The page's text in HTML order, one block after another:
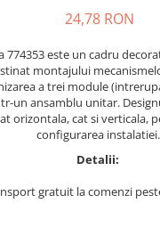
pentru spital
tip Highbay
24,78 RON
774353 este un cadru
montajului
a trei module
un ansamblu unitar.
orizontala, cat si verticala,
configurarea instalatiei.
Detalii:
gratuit la comenzi